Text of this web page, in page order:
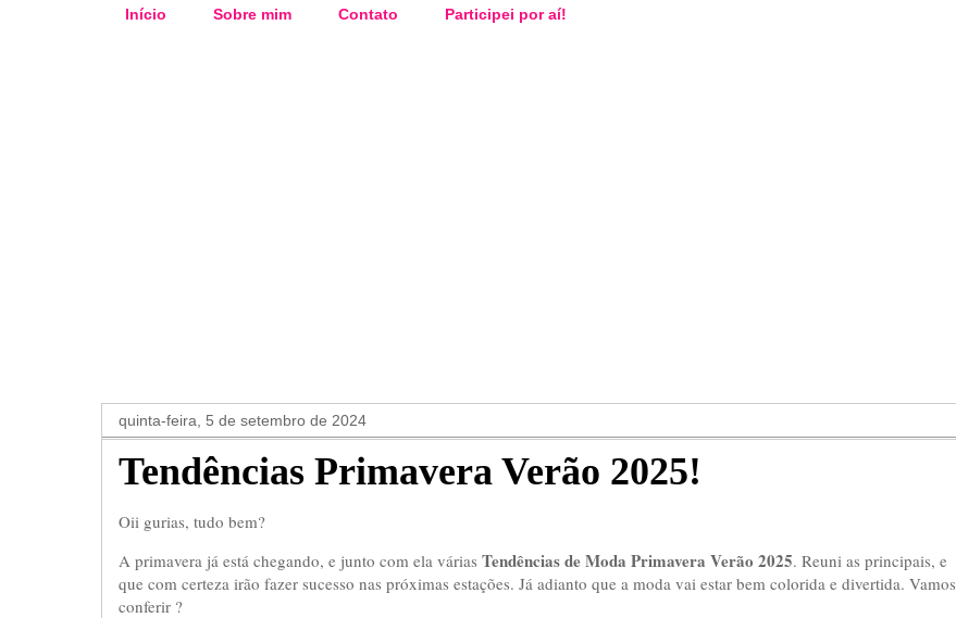
Início Sobre mim Contato Participei por aí!
quinta-feira, 5 de setembro de 2024
Tendências Primavera Verão 2025!
Oii gurias, tudo bem?
A primavera já está chegando, e junto com ela várias Tendências de Moda Primavera Verão 2025. Reuni as principais, e
que com certeza irão fazer sucesso nas próximas estações. Já adianto que a moda vai estar bem colorida e divertida. Vamos
conferir ?